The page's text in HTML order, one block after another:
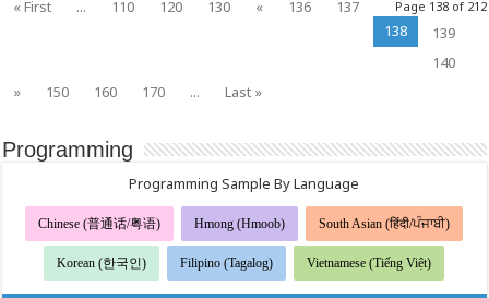
Page 138 of 212
« First ... 110 120 130 « 136
137
138
139
140
»
150 160 170 ... Last »
Programming
Programming Sample By Language
Chinese (普通话/粤语) Hmong (Hmoob) South Asian (हिंदी/ਪੰਜਾਬੀ)
Korean (한국인) Filipino (Tagalog) Vietnamese (Tiếng Việt)